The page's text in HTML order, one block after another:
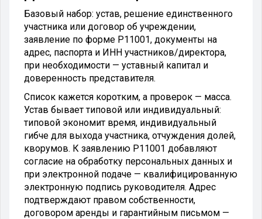
Базовый набор: устав, решение единственного
участника или договор об учреждении,
заявление по форме Р11001, документы на
адрес, паспорта и ИНН участников/директора,
при необходимости — уставный капитал и
доверенность представителя.
Список кажется коротким, а проверок — масса.
Устав бывает типовой или индивидуальный:
типовой экономит время, индивидуальный
гибче для выхода участника, отчуждения долей,
кворумов. К заявлению Р11001 добавляют
согласие на обработку персональных данных и
при электронной подаче — квалифицированную
электронную подпись руководителя. Адрес
подтверждают правом собственности,
договором аренды и гарантийным письмом —